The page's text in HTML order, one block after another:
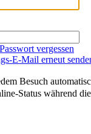
vergessen
E-Mail erneut
Besuch
Status während